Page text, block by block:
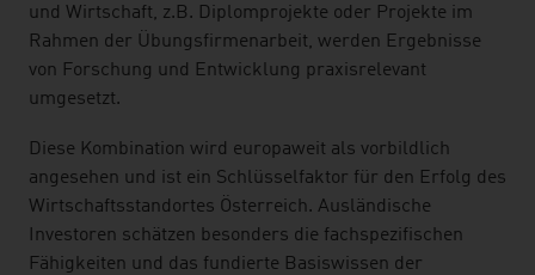
und Wirtschaft, z.B. Diplomprojekte oder Projekte im
Rahmen der Übungsfirmenarbeit, werden Ergebnisse
von Forschung und Entwicklung praxisrelevant
umgesetzt.
Diese Kombination wird europaweit als vorbildlich
angesehen und ist ein Schlüsselfaktor für den Erfolg des
Wirtschaftsstandortes Österreich. Ausländische
Investoren schätzen besonders die fachspezifischen
Fähigkeiten und das fundierte Basiswissen der